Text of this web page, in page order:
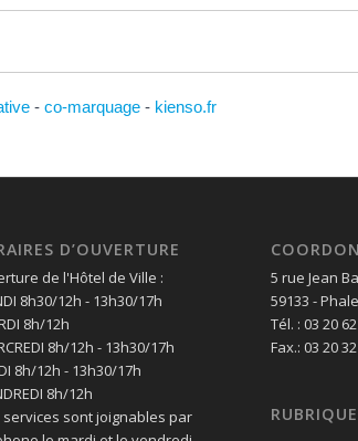
- co-marquage - kienso.fr
D’OUVERTURE
de l'Hôtel de Ville :
8h30/12h - 13h30/17h
8h/12h
8h/12h - 13h30/17h
8h/12h - 13h30/17h
8h/12h
services sont joignables par
5 rue Jean
59133 -
Tél. : 03 20
Fax.: 03 20